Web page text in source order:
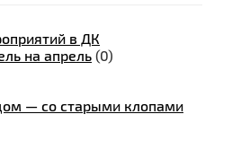
в ДК
на апрель (0)
— со старыми клопами